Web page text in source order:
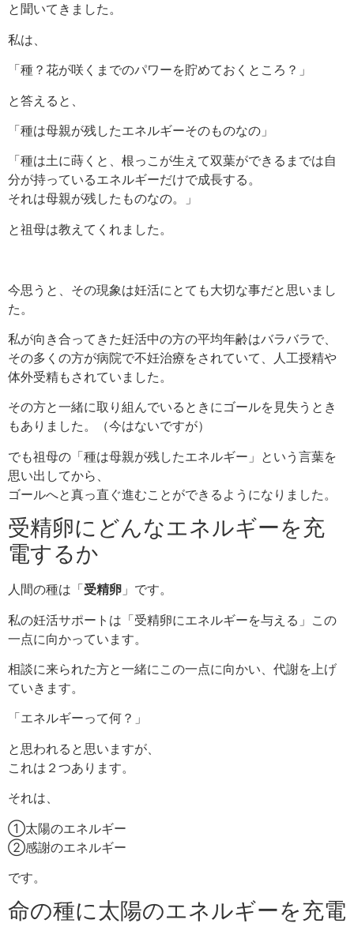
と聞いてきました。
私は、
「種？花が咲くまでのパワーを貯めておくところ？」
と答えると、
「種は母親が残したエネルギーそのものなの」
「種は土に蒔くと、根っこが生えて双葉ができるまでは自
分が持っているエネルギーだけで成長する。
それは母親が残したものなの。」
と祖母は教えてくれました。
今思うと、その現象は妊活にとても大切な事だと思いまし
た。
私が向き合ってきた妊活中の方の平均年齢はバラバラで、
その多くの方が病院で不妊治療をされていて、人工授精や
体外受精もされていました。
その方と一緒に取り組んでいるときにゴールを見失うとき
もありました。（今はないですが）
でも祖母の「種は母親が残したエネルギー」という言葉を
思い出してから、
ゴールへと真っ直ぐ進むことができるようになりました。
受精卵にどんなエネルギーを充
電するか
人間の種は「受精卵 」です。
私の妊活サポートは「受精卵にエネルギーを与える」この
一点に向かっています。
相談に来られた方と一緒にこの一点に向かい、代謝を上げ
ていきます。
「エネルギーって何？」
と思われると思いますが、
これは２つあります。
それは、
①太陽のエネルギー
②感謝のエネルギー
です。
命の種に太陽のエネルギーを充電